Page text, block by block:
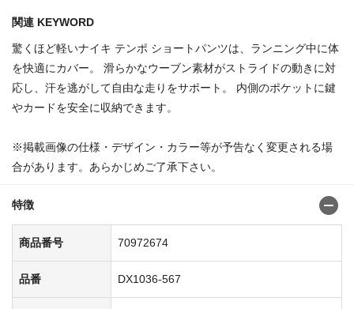
関連 KEYWORD
驚くほど軽いナイキ テンポ ショートパンツは、ランニング中に体
を快適にカバー。 滑らかなウーブン素材がストライドの動きに対
応し、汗を逃がして自由な走りをサポート。 内側のポケットに鍵
やカードを安全に収納できます。
※掲載画像の仕様・デザイン・カラー等が予告なく変更される場
合があります。あらかじめご了承下さい。
特徴
商品番号 70972674
品番 DX1036-567